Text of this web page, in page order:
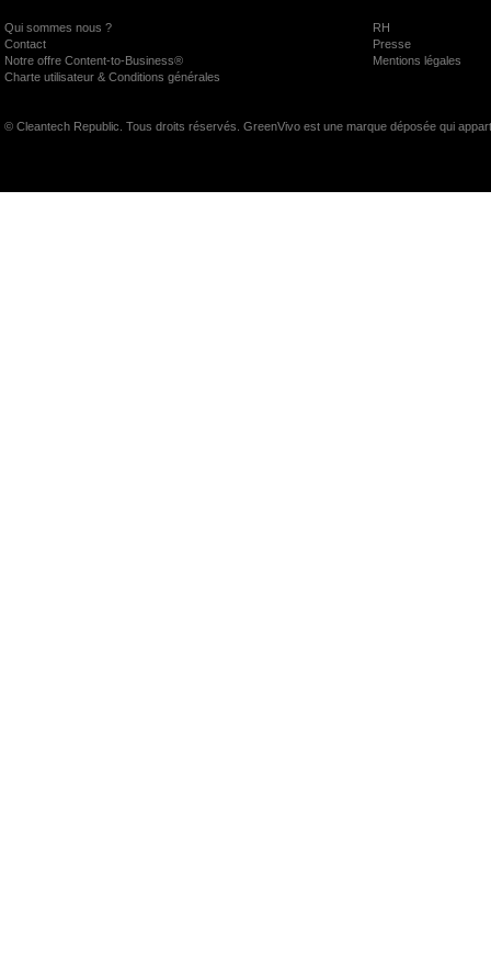
Qui sommes nous ?
RH
Contact
Presse
Notre offre Content-to-Business®
Mentions légales
Charte utilisateur & Conditions générales
© Cleantech Republic. Tous droits réservés. GreenVivo est une marque déposée qui